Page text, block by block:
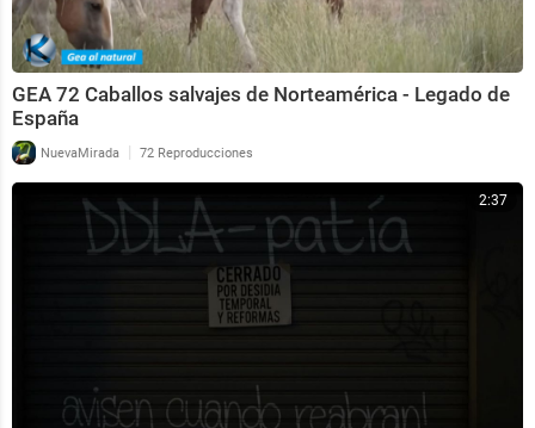
GEA 72 Caballos salvajes de Norteamérica - Legado de
España
NuevaMirada | 72 Reproducciones
2:37